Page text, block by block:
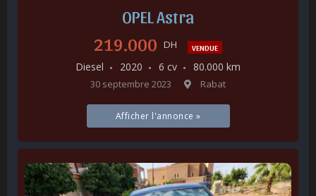
OPEL Astra
219.000 DH VENDUE
Diesel 2020 6 cv 80.000 km
30 septembre 2023 Rabat
Afficher l'annonce »